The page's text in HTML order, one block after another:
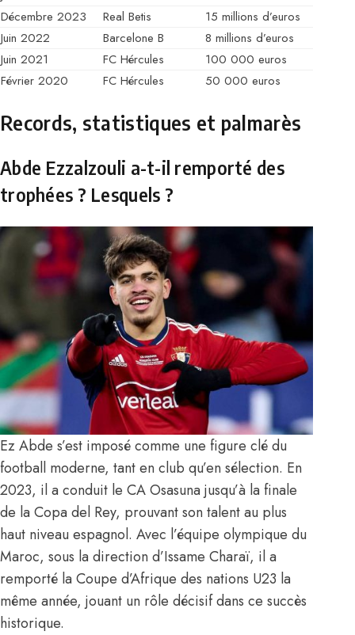
Décembre 2023
Real Betis
15 millions d’euros
Juin 2022
Barcelone B
8 millions d’euros
Juin 2021
FC Hércules
100 000 euros
Février 2020
FC Hércules 50 000 euros
Records, statistiques et palmarès
Abde Ezzalzouli a-t-il remporté des
trophées ? Lesquels ?
Ez Abde s’est imposé comme une figure clé du
football moderne, tant en club qu’en sélection. En
2023, il a conduit le CA Osasuna jusqu’à la finale
de la Copa del Rey, prouvant son talent au plus
haut niveau espagnol. Avec l’équipe olympique du
Maroc, sous la direction d’Issame Charaï, il a
remporté la Coupe d’Afrique des nations U23 la
même année, jouant un rôle décisif dans ce succès
historique.